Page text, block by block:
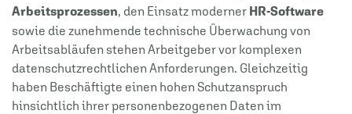
Arbeitsprozessen , den Einsatz moderner HR-Software
sowie die zunehmende technische Überwachung von
Arbeitsabläufen stehen Arbeitgeber vor komplexen
datenschutzrechtlichen Anforderungen. Gleichzeitig
haben Beschäftigte einen hohen Schutzanspruch
hinsichtlich ihrer personenbezogenen Daten im